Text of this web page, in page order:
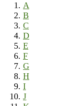
A
B
C
D
E
F
G
H
I
J